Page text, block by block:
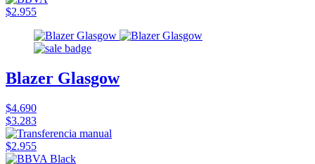
$2.955
Blazer Glasgow
$4.690
$3.283
$2.955